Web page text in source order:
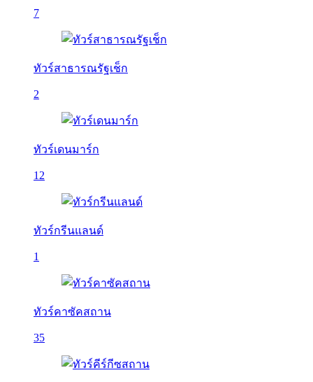
7
ทัวร์สาธารณรัฐเช็ก
2
ทัวร์เดนมาร์ก
12
ทัวร์กรีนแลนด์
1
ทัวร์คาซัคสถาน
35